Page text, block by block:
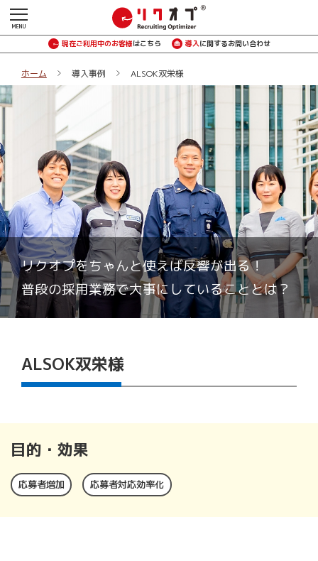
現在ご利用中のお客様はこちら 導入に関するお問い合わせ
ホーム 導入事例 ALSOK双栄様
リクオプをちゃんと使えば反響が出る！
普段の採用業務で大事にしていることとは？
ALSOK双栄様
目的・効果
応募者増加 応募者対応効率化